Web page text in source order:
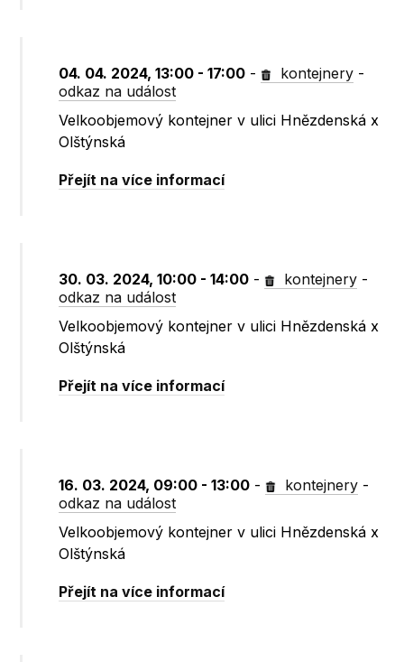
04. 04. 2024, 13:00 - 17:00 - kontejnery -
odkaz na událost
Velkoobjemový kontejner v ulici Hnězdenská x
Olštýnská
Přejít na více informací
30. 03. 2024, 10:00 - 14:00 - kontejnery -
odkaz na událost
Velkoobjemový kontejner v ulici Hnězdenská x
Olštýnská
Přejít na více informací
16. 03. 2024, 09:00 - 13:00 - kontejnery -
odkaz na událost
Velkoobjemový kontejner v ulici Hnězdenská x
Olštýnská
Přejít na více informací